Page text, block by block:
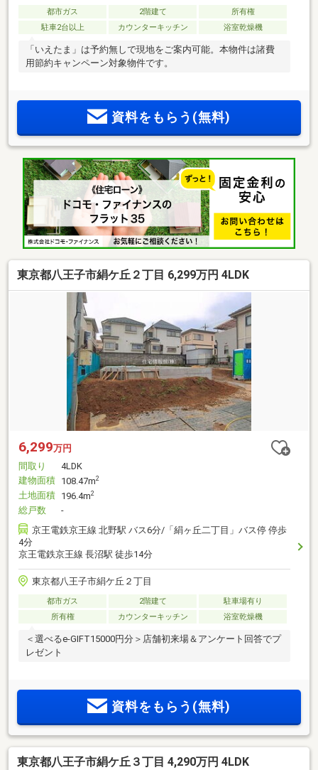
都市ガス 2階建て
所有権
駐車2台以上
カウンターキッチン 浴室乾燥機
「いえたま」は予約無しで現地をご案内可能。本物件は諸費
用節約キャンペーン対象物件です。
資料をもらう(無料)
東京都八王子市絹ケ丘２丁目 6,299万円 4LDK
6,299万円
間取り
4LDK
建物面積 108.47m2
土地面積 196.4m2
総戸数
-
京王電鉄京王線 北野駅 バス6分/「絹ヶ丘二丁目」バス停 停歩
4分
京王電鉄京王線 長沼駅 徒歩14分
東京都八王子市絹ケ丘２丁目
都市ガス 2階建て
駐車場有り
所有権
カウンターキッチン 浴室乾燥機
＜選べるe-GIFT15000円分＞店舗初来場＆アンケート回答でプ
レゼント
資料をもらう(無料)
東京都八王子市絹ケ丘３丁目 4,290万円 4LDK